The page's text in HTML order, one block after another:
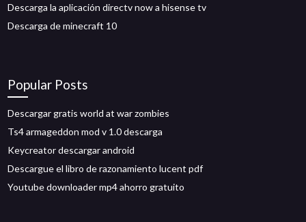
Descarga la aplicación directv now a hisense tv
Descarga de minecraft 10
Popular Posts
Descargar gratis world at war zombies
Ts4 armageddon mod v 1.0 descarga
Keycreator descargar android
Descargue el libro de razonamiento lucent pdf
Youtube downloader mp4 ahorro gratuito